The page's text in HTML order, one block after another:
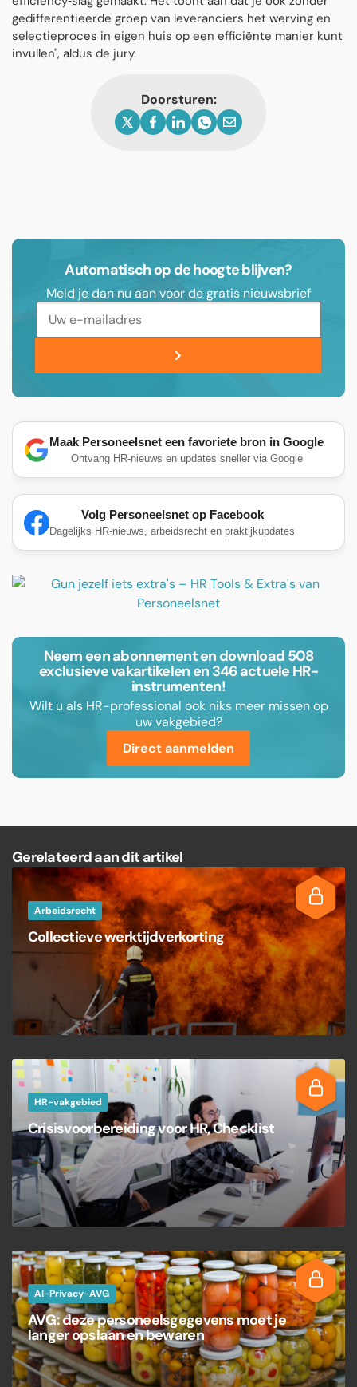
gedifferentieerde groep van leveranciers het werving en
selectieproces in eigen huis op een efficiënte manier kunt
invullen", aldus de jury.
Doorsturen:
Automatisch op de hoogte blijven?
Meld je dan nu aan voor de gratis nieuwsbrief
Maak Personeelsnet een favoriete bron in Google
Ontvang HR-nieuws en updates sneller via Google
Volg Personeelsnet op Facebook
Dagelijks HR-nieuws, arbeidsrecht en praktijkupdates
Neem een abonnement en download 508
exclusieve vakartikelen en 346 actuele HR-
instrumenten!
Wilt u als HR-professional ook niks meer missen op
uw vakgebied?
Direct aanmelden
Gerelateerd aan dit artikel
Arbeidsrecht
Collectieve werktijdverkorting
HR-vakgebied
Crisisvoorbereiding voor HR, Checklist
AI-Privacy-AVG
AVG: deze personeelsgegevens moet je
langer opslaan en bewaren